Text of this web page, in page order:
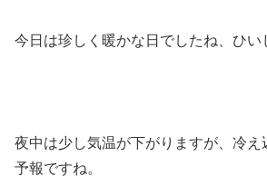
今日は珍しく暖かな日でしたね、ひい
夜中は少し気温が下がりますが、冷え
予報ですね。